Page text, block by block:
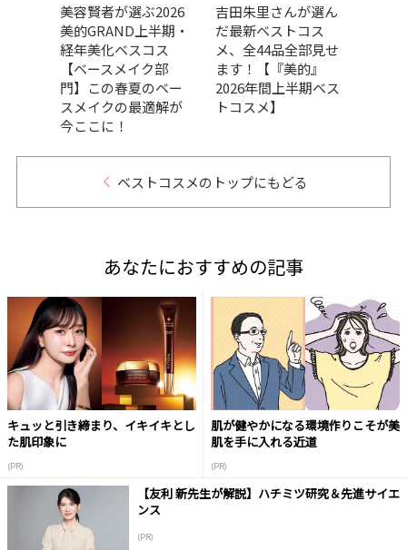
美容賢者が選ぶ2026
美的GRAND上半期・
経年美化ベスコス
【ベースメイク部
門】この春夏のベー
スメイクの最適解が
今ここに！
吉田朱里さんが選ん
だ最新ベストコス
メ、全44品全部見せ
ます！【『美的』
2026年間上半期ベス
トコスメ】
ベストコスメのトップにもどる
あなたにおすすめの記事
キュッと引き締まり、イキイキとし
た肌印象に
(PR)
肌が健やかになる環境作りこそが美
肌を手に入れる近道
(PR)
【友利 新先生が解説】ハチミツ研究＆先進サイエ
ンス
(PR)